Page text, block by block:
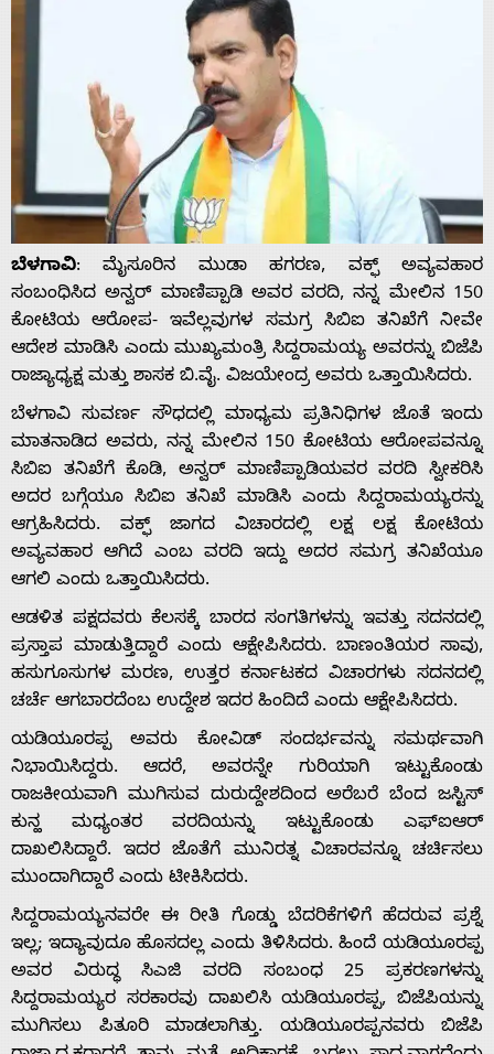
Home
About
Us
Advertise
ಬೆಳಗಾವಿ: ಮೈಸೂರಿನ ಮುಡಾ ಹಗರಣ, ವಕ್ಫ್ ಅವ್ಯವಹಾರ
ಸಂಬಂಧಿಸಿದ ಅನ್ವರ್ ಮಾಣಿಪ್ಪಾಡಿ ಅವರ ವರದಿ, ನನ್ನ ಮೇಲಿನ 150
ಕೋಟಿಯ ಆರೋಪ- ಇವೆಲ್ಲವುಗಳ ಸಮಗ್ರ ಸಿಬಿಐ ತನಿಖೆಗೆ ನೀವೇ
ಆದೇಶ ಮಾಡಿಸಿ ಎಂದು ಮುಖ್ಯಮಂತ್ರಿ ಸಿದ್ದರಾಮಯ್ಯ ಅವರನ್ನು ಬಿಜೆಪಿ
ರಾಜ್ಯಾಧ್ಯಕ್ಷ ಮತ್ತು ಶಾಸಕ ಬಿ.ವೈ. ವಿಜಯೇಂದ್ರ ಅವರು ಒತ್ತಾಯಿಸಿದರು.
ಬೆಳಗಾವಿ ಸುವರ್ಣ ಸೌಧದಲ್ಲಿ ಮಾಧ್ಯಮ ಪ್ರತಿನಿಧಿಗಳ ಜೊತೆ ಇಂದು
ಮಾತನಾಡಿದ ಅವರು, ನನ್ನ ಮೇಲಿನ 150 ಕೋಟಿಯ ಆರೋಪವನ್ನೂ
ಸಿಬಿಐ ತನಿಖೆಗೆ ಕೊಡಿ, ಅನ್ವರ್ ಮಾಣಿಪ್ಪಾಡಿಯವರ ವರದಿ ಸ್ವೀಕರಿಸಿ
ಅದರ ಬಗ್ಗೆಯೂ ಸಿಬಿಐ ತನಿಖೆ ಮಾಡಿಸಿ ಎಂದು ಸಿದ್ದರಾಮಯ್ಯರನ್ನು
ಆಗ್ರಹಿಸಿದರು. ವಕ್ಫ್ ಜಾಗದ ವಿಚಾರದಲ್ಲಿ ಲಕ್ಷ ಲಕ್ಷ ಕೋಟಿಯ
ಅವ್ಯವಹಾರ ಆಗಿದೆ ಎಂಬ ವರದಿ ಇದ್ದು ಅದರ ಸಮಗ್ರ ತನಿಖೆಯೂ
ಆಗಲಿ ಎಂದು ಒತ್ತಾಯಿಸಿದರು.
ಆಡಳಿತ ಪಕ್ಷದವರು ಕೆಲಸಕ್ಕೆ ಬಾರದ ಸಂಗತಿಗಳನ್ನು ಇವತ್ತು ಸದನದಲ್ಲಿ
ಪ್ರಸ್ತಾಪ ಮಾಡುತ್ತಿದ್ದಾರೆ ಎಂದು ಆಕ್ಷೇಪಿಸಿದರು. ಬಾಣಂತಿಯರ ಸಾವು,
ಹಸುಗೂಸುಗಳ ಮರಣ, ಉತ್ತರ ಕರ್ನಾಟಕದ ವಿಚಾರಗಳು ಸದನದಲ್ಲಿ
ಚರ್ಚೆ ಆಗಬಾರದೆಂಬ ಉದ್ದೇಶ ಇದರ ಹಿಂದಿದೆ ಎಂದು ಆಕ್ಷೇಪಿಸಿದರು.
ಯಡಿಯೂರಪ್ಪ ಅವರು ಕೋವಿಡ್ ಸಂದರ್ಭವನ್ನು ಸಮರ್ಥವಾಗಿ
ನಿಭಾಯಿಸಿದ್ದರು. ಆದರೆ, ಅವರನ್ನೇ ಗುರಿಯಾಗಿ ಇಟ್ಟುಕೊಂಡು
ರಾಜಕೀಯವಾಗಿ ಮುಗಿಸುವ ದುರುದ್ದೇಶದಿಂದ ಅರೆಬರೆ ಬೆಂದ ಜಸ್ಟಿಸ್
ಕುನ್ಹ ಮಧ್ಯಂತರ ವರದಿಯನ್ನು ಇಟ್ಟುಕೊಂಡು ಎಫ್‍ಐಆರ್
ದಾಖಲಿಸಿದ್ದಾರೆ. ಇದರ ಜೊತೆಗೆ ಮುನಿರತ್ನ ವಿಚಾರವನ್ನೂ ಚರ್ಚಿಸಲು
ಮುಂದಾಗಿದ್ದಾರೆ ಎಂದು ಟೀಕಿಸಿದರು.
ಸಿದ್ದರಾಮಯ್ಯನವರೇ ಈ ರೀತಿ ಗೊಡ್ಡು ಬೆದರಿಕೆಗಳಿಗೆ ಹೆದರುವ ಪ್ರಶ್ನೆ
ಇಲ್ಲ; ಇದ್ಯಾವುದೂ ಹೊಸದಲ್ಲ ಎಂದು ತಿಳಿಸಿದರು. ಹಿಂದೆ ಯಡಿಯೂರಪ್ಪ
ಅವರ ವಿರುದ್ಧ ಸಿಎಜಿ ವರದಿ ಸಂಬಂಧ 25 ಪ್ರಕರಣಗಳನ್ನು
ಸಿದ್ದರಾಮಯ್ಯರ ಸರಕಾರವು ದಾಖಲಿಸಿ ಯಡಿಯೂರಪ್ಪ, ಬಿಜೆಪಿಯನ್ನು
ಮುಗಿಸಲು ಪಿತೂರಿ ಮಾಡಲಾಗಿತ್ತು. ಯಡಿಯೂರಪ್ಪನವರು ಬಿಜೆಪಿ